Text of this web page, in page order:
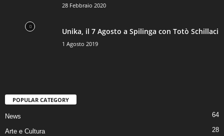
28 Febbraio 2020
Unika, il 7 Agosto a Spilinga con Totò Schillaci
1 Agosto 2019
POPULAR CATEGORY
News 64
Arte e Cultura 28